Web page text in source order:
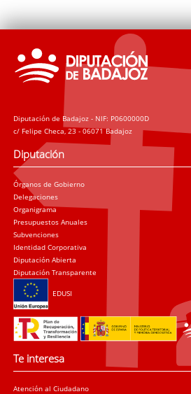
Diputación de Badajoz - NIF: P0600000D
c/ Felipe Checa, 23 - 06071 Badajoz
Diputación
Órganos de Gobierno
Delegaciones
Organigrama
Presupuestos Anuales
Subvenciones
Identidad Corporativa
Diputación Abierta
Diputación Transparente
EDUSI
Te interesa
Atención al Ciudadano